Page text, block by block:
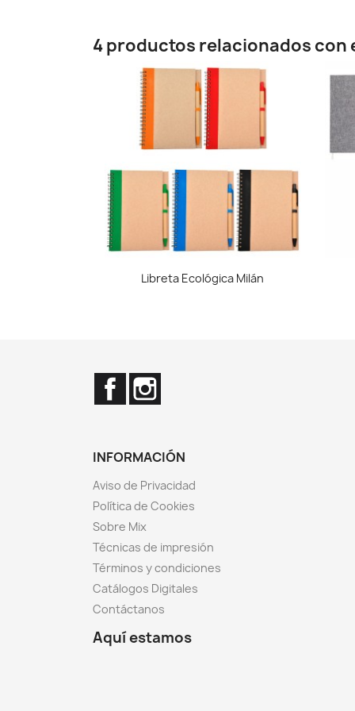
4 productos relacionados con
Vista rápida
Libreta Ecológica Milán
Facebook
INFORMACIÓN
Aviso de Privacidad
Política de Cookies
Sobre Mix
Técnicas de impresión
Términos y condiciones
Catálogos Digitales
Contáctanos
Aquí estamos